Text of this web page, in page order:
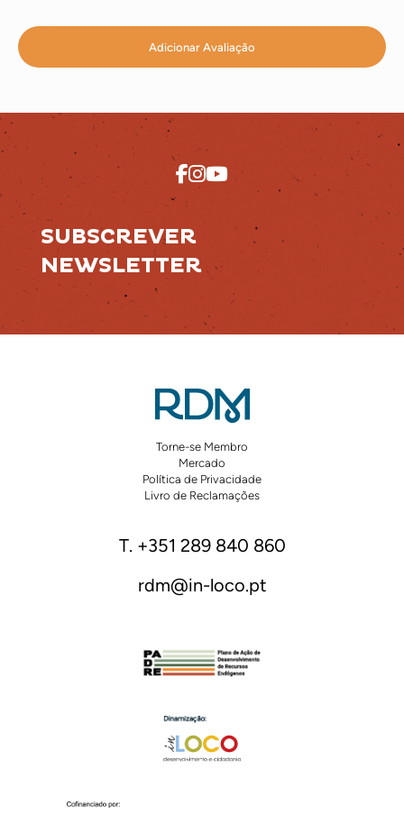
Adicionar Avaliação
SUBSCREVER
NEWSLETTER
Torne-se Membro
Mercado
Política de Privacidade
Livro de Reclamações
T. +351 289 840 860
rdm@in-loco.pt